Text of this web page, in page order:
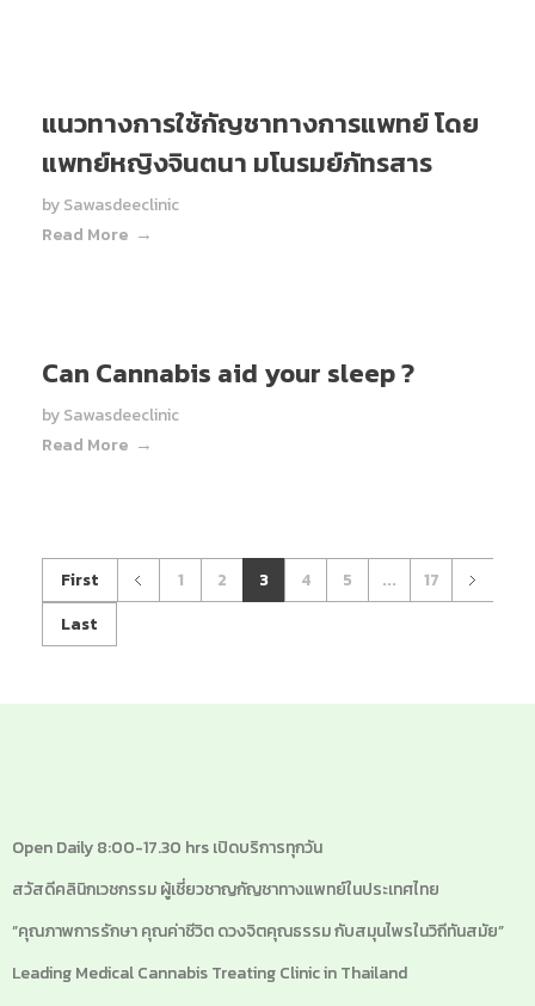
แนวทางการใช้กัญชาทางการแพทย์ โดย
แพทย์หญิงจินตนา มโนรมย์ภัทรสาร
bySawasdeeclinic
Read More
Can Cannabis aid your sleep ?
bySawasdeeclinic
Read More
First 1 2 3 4 5 ...
17
Last
Open Daily 8:00-17.30 hrs เปิดบริการทุกวัน
สวัสดีคลินิกเวชกรรม ผู้เชี่ยวชาญกัญชาทางแพทย์ในประเทศไทย
“คุณภาพการรักษา คุณค่าชีวิต ดวงจิตคุณธรรม กับสมุนไพรในวิถีทันสมัย”
Leading Medical Cannabis Treating Clinic in Thailand